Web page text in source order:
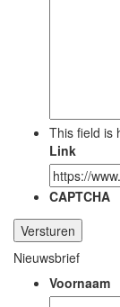
This field is
Link
CAPTCHA
Nieuwsbrief
Voornaam